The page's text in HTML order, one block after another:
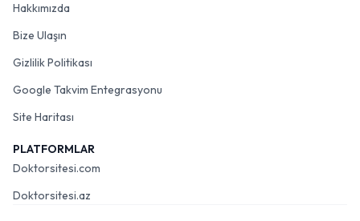
Hakkımızda
Bize Ulaşın
Gizlilik Politikası
Google Takvim Entegrasyonu
Site Haritası
PLATFORMLAR
Doktorsitesi.com
Doktorsitesi.az